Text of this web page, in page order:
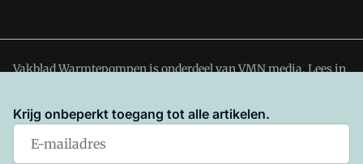
Vakblad Warmtepompen is onderdeel van VMN media. Lees in
deze site zijn de volgende regelingen van toepassing:
Algemene VoorwaardenenPrivacy en Cookie beleid|Privacy
instellingen
Krijg onbeperkt toegang tot alle artikelen.